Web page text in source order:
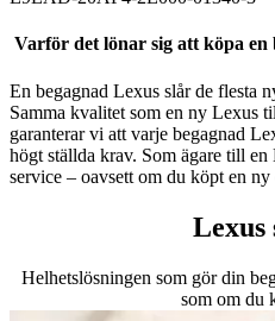
Varför det lönar sig att köpa en
En begagnad Lexus slår de flesta
Samma kvalitet som en ny Lexus
garanterar vi att varje begagnad
högt ställda krav. Som ägare till
service – oavsett om du köpt en
Lexus
Helhetslösningen som gör din
som om du